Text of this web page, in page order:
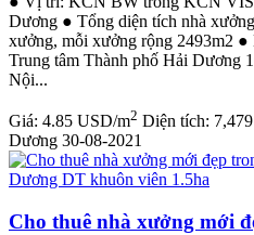
Dương ● Tổng diện tích nhà
xưởng, mỗi xưởng rộng 2493m2
Trung tâm Thành phố Hải Dương
Nội...
Giá: 4.85 USD/m2 Diện tích:
Dương 30-08-2021
Cho thuê nhà xưởng mới